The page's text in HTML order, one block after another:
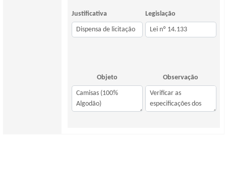
Justificativa Legislação
Objeto Observação